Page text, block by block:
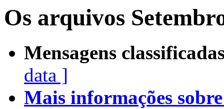
Os arquivos
Mensagens
data ]
Mais informações